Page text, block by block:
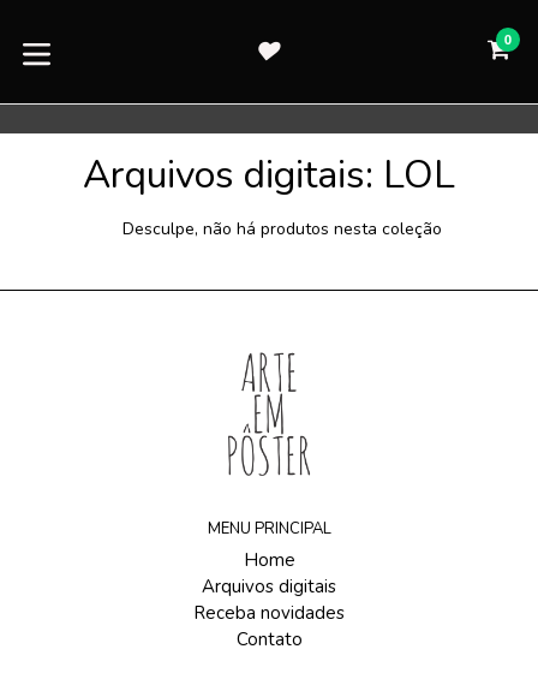
para
0
Arquivos digitais: LOL
Desculpe, não há produtos nesta coleção
MENU PRINCIPAL
Home
Arquivos digitais
Receba novidades
Contato